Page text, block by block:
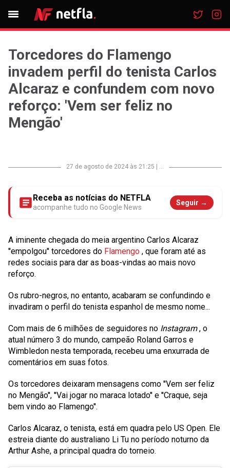
Torcedores do Flamengo
invadem perfil do tenista Carlos
Alcaraz e confundem com novo
reforço: 'Vem ser feliz no
Mengão'
27 de agosto de 2024 às 21:25 ...
Receba as notícias do NETFLA
acompanhe tudo no Google News
Seguir →
A iminente chegada do meia argentino Carlos Alcaraz
''empolgou'' torcedores do Flamengo , que foram até as
redes sociais para dar as boas-vindas ao mais novo
reforço.
Os rubro-negros, no entanto, acabaram se confundindo e
invadiram o perfil do tenista espanhol de mesmo nome...
Com mais de 6 milhões de seguidores no Instagram, o
atual número 3 do mundo, campeão Roland Garros e
Wimbledon nesta temporada, recebeu uma enxurrada de
comentários em suas fotos.
Os torcedores deixaram mensagens como ''Vem ser feliz
no Mengão'', ''Vai jogar no maraca lotado'' e ''Craque, seja
bem vindo ao Flamengo''.
Carlos Alcaraz, o tenista, está em quadra pelo US Open. Ele
estreia diante do australiano Li Tu no período noturno da
Arthur Ashe, a principal quadra do torneio.